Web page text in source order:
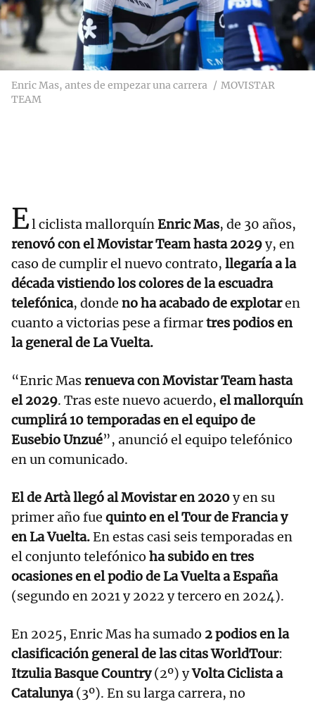
Enric Mas, antes de empezar una carrera
MOVISTAR
TEAM
El ciclista mallorquínEnric Mas, de 30 años,
renovó con el Movistar Team hasta 2029y, en
caso de cumplir el nuevo contrato, llegaría a la
década vistiendo los colores de la escuadra
telefónica, donde no ha acabado de explotaren
cuanto a victorias pese a firmartres podios en
la general de La Vuelta.
“Enric Masrenueva con Movistar Team hasta
el 2029. Tras este nuevo acuerdo, el mallorquín
cumplirá 10 temporadas en el equipo de
Eusebio Unzué”, anunció el equipo telefónico
en un comunicado.
El de Artà llegó al Movistar en 2020y en su
primer año fue quinto en el Tour de Francia y
en La Vuelta.En estas casi seis temporadas en
el conjunto telefónico ha subido en tres
ocasiones en el podio de La Vuelta a España
(segundo en 2021 y 2022 y tercero en 2024).
En 2025, Enric Mas ha sumado 2 podios en la
clasificación general de las citas WorldTour:
Itzulia Basque Country(2º) yVolta Ciclista a
Catalunya(3º). En su larga carrera, no